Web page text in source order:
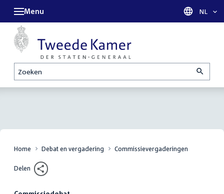
Zoeken
Menu Taal
NL
Home Debat en vergadering Commissievergaderingen
Delen